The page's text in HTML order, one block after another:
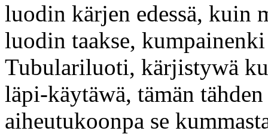
luodin kärjen edessä, kuin
luodin taakse,
Tubulariluoti, kärjistywä
läpi-käytäwä, tämän
aiheutukoonpa se